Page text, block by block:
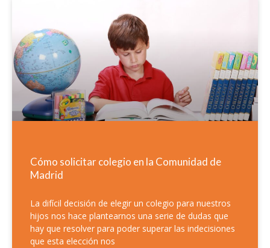
Cómo solicitar colegio en la Comunidad de
Madrid
La difícil decisión de elegir un colegio para nuestros
hijos nos hace plantearnos una serie de dudas que
hay que resolver para poder superar las indecisiones
que esta elección nos